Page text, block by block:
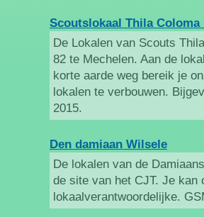
Scoutslokaal Thila Coloma
De Lokalen van Scouts
82 te Mechelen. Aan de
korte aarde weg bereik je
lokalen te verbouwen.
2015.
Den damiaan Wilsele
De lokalen van de
de site van het CJT. Je kan
lokaalverantwoordelijke.